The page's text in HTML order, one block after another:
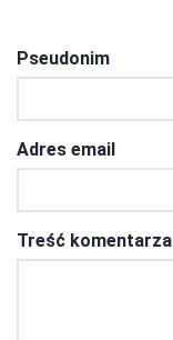
Pseudonim
Adres email
Treść komentarza